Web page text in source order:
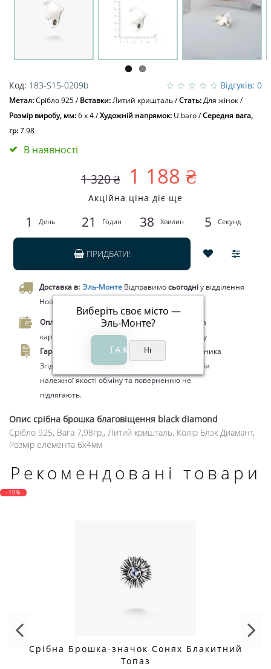
Відгуків: 0
Код: 183-S15-0209b
Метал:Срібло 925/Вставки:Литий кришталь/Стать:Для жінок/
Розмір виробу, мм:6 х 4/Художній напрямок: U.baro/Середня вага,
гр:7.98
В наявності
1 320 ₴ 1 188 ₴
Акційна ціна діє ще
1 День 21 Годин 38 Хвилин 5 Секунд
ПРИДБАТИ!
Доставка в: Эль-Монте
Виберіть своє місто —
Эль-Монте?
Відправимосьогодніу відділення
Нової пошти чи кур’єром.
Оплата.
Оплата при отриманні товару, Оплата
карткою Visa/MasterCard, Google Pay, Apple Pay
Гарантия.
14 днів офіційної гарантії від виробника
Згідно ЗУ "Про захист прав споживачів" вироби
належної якості обміну та поверненню не
підлягають.
Опис срібна брошка благовіщення black diamond
Срібло 925, Вага 7,98гр., Литий кришталь, Колір Блэк Диамант,
Розмір елемента 6х4мм
Рекомендовані товари
-10%
Срібна Брошка-значок Сонях Блакитний
Топаз